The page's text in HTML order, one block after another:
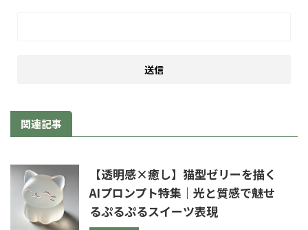
関連記事
【透明感×癒し】猫型ゼリーを描く
AIプロンプト特集｜光と質感で魅せ
るぷるぷるスイーツ表現